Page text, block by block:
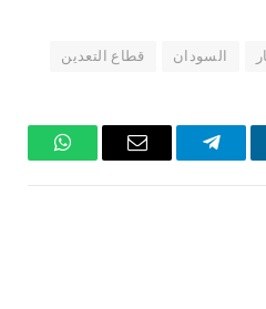
السودان قطاع التعدين
تيلقرام
البريد
واتساب